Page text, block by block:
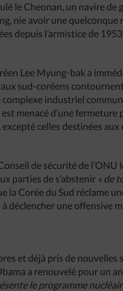
le Cheonan, un navire de
nie avoir une
depuis l’armistice de
Lee Myung-bak a
sud-coréens
industriel
menacé d’une fermeture
celles destinées aux
de sécurité de l’ONU
parties de s’abstenir « de
la Corée du Sud réclame
à déclencher une offensive
et déjà pris de nouvelles
a renouvelé pour un
le programme